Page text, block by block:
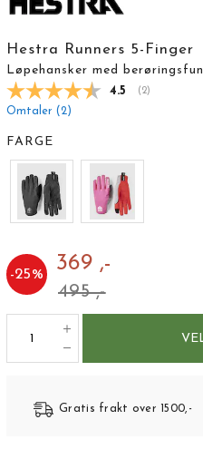
Hestra Runners 5-Finger
Løpehansker med
4.5 (stemmer:
2)
Omtaler (2)
FARGE
-25% 369 ,-
495 ,-
Gratis frakt over 1500,-